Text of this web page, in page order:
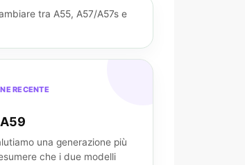
tra A55, A57/A57s e
RECENTE
una generazione più
che i due modelli